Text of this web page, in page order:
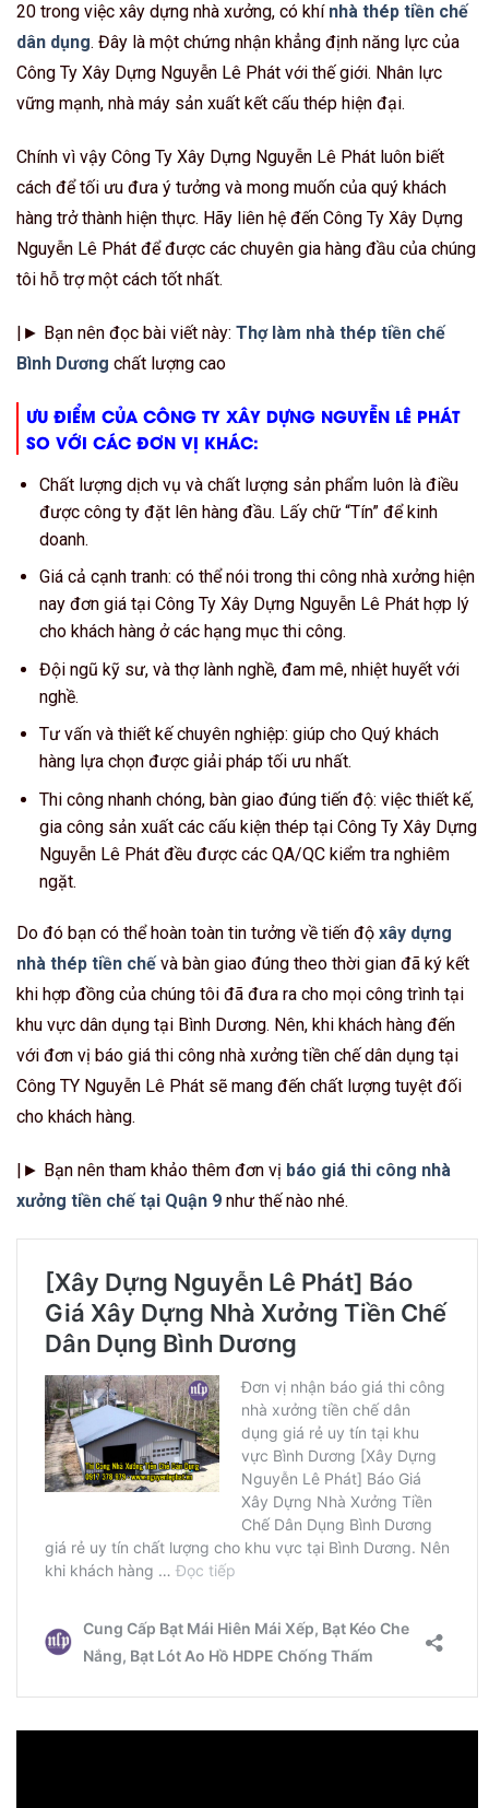
20 trong việc xây dựng nhà xưởng, có khí nhà thép tiền chế
dân dụng. Đây là một chứng nhận khẳng định năng lực của
Công Ty Xây Dựng Nguyễn Lê Phát với thế giới. Nhân lực
vững mạnh, nhà máy sản xuất kết cấu thép hiện đại.
Chính vì vậy Công Ty Xây Dựng Nguyễn Lê Phát luôn biết
cách để tối ưu đưa ý tưởng và mong muốn của quý khách
hàng trở thành hiện thực. Hãy liên hệ đến Công Ty Xây Dựng
Nguyễn Lê Phát để được các chuyên gia hàng đầu của chúng
tôi hỗ trợ một cách tốt nhất.
|► Bạn nên đọc bài viết này: Thợ làm nhà thép tiền chế
Bình Dương chất lượng cao
ƯU ĐIỂM CỦA CÔNG TY XÂY DỰNG NGUYỄN LÊ PHÁT
SO VỚI CÁC ĐƠN VỊ KHÁC:
Chất lượng dịch vụ và chất lượng sản phẩm luôn là điều
được công ty đặt lên hàng đầu. Lấy chữ “Tín” để kinh
doanh.
Giá cả cạnh tranh: có thể nói trong thi công nhà xưởng hiện
nay đơn giá tại Công Ty Xây Dựng Nguyễn Lê Phát hợp lý
cho khách hàng ở các hạng mục thi công.
Đội ngũ kỹ sư, và thợ lành nghề, đam mê, nhiệt huyết với
nghề.
Tư vấn và thiết kế chuyên nghiệp: giúp cho Quý khách
hàng lựa chọn được giải pháp tối ưu nhất.
Thi công nhanh chóng, bàn giao đúng tiến độ: việc thiết kế,
gia công sản xuất các cấu kiện thép tại Công Ty Xây Dựng
Nguyễn Lê Phát đều được các QA/QC kiểm tra nghiêm
ngặt.
Do đó bạn có thể hoàn toàn tin tưởng về tiến độ xây dựng
nhà thép tiền chếvà bàn giao đúng theo thời gian đã ký kết
khi hợp đồng của chúng tôi đã đưa ra cho mọi công trình tại
khu vực dân dụng tại Bình Dương. Nên, khi khách hàng đến
với đơn vị báo giá thi công nhà xưởng tiền chế dân dụng tại
Công TY Nguyễn Lê Phát sẽ mang đến chất lượng tuyệt đối
cho khách hàng.
|► Bạn nên tham khảo thêm đơn vị báo giá thi công nhà
xưởng tiền chế tại Quận 9 như thế nào nhé.